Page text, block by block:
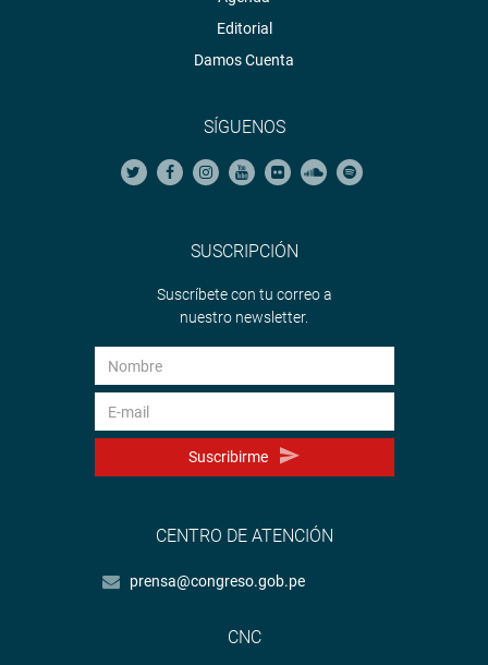
Editorial
Damos Cuenta
SÍGUENOS
SUSCRIPCIÓN
Suscríbete con tu correo a
nuestro newsletter.
Suscribirme
CENTRO DE ATENCIÓN
prensa@congreso.gob.pe
CNC